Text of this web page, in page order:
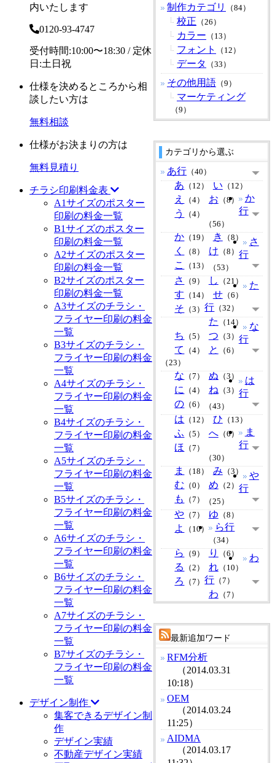
制作カテゴリ （84）
校正 （26）
カラー （13）
フォント （12）
データ （33）
その他用語 （9）
マーケティング
（9）
カテゴリから選ぶ
あ行 （40）
あ （12） い （12）
え （4） お （8）
う （4）
か
行
（56）
か （19） き （8）
く （8） け （8）
こ （13）
さ
行
（53）
さ （9） し （21）
す （14） せ（6）
そ （3）
た
行 （32）
た （14）
ち （5） つ （3）
て （4） と （6）
な
行
（23）
な （7） ぬ （3）
に （4） ね（3）
の （6）
は
行
（43）
は （12） ひ （13）
ふ （5） へ（6）
ほ （7）
ま
行
（30）
ま （18） み （3）
む （0） め （2）
も （7）
や
行
（25）
や （7） ゆ （8）
よ （10） ら行
（34）
ら （9） り （6）
る （2） れ（10）
ろ （7）
わ
行 （7）
わ （7）
最新追加ワード
RFM分析
（2014.03.31
10:18）
OEM
（2014.03.24
11:25）
AIDMA
（2014.03.17
内いたします
0120-93-4747
受付時間:10:00〜18:30 / 定休
日:土日祝
仕様を決めるところから相
談したい方は
無料相談
仕様がお決まりの方は
無料見積り
チラシ印刷料金表
A1サイズのポスター
印刷の料金一覧
B1サイズのポスター
印刷の料金一覧
A2サイズのポスター
印刷の料金一覧
B2サイズのポスター
印刷の料金一覧
A3サイズのチラシ・
フライヤー印刷の料金
一覧
B3サイズのチラシ・
フライヤー印刷の料金
一覧
A4サイズのチラシ・
フライヤー印刷の料金
一覧
B4サイズのチラシ・
フライヤー印刷の料金
一覧
A5サイズのチラシ・
フライヤー印刷の料金
一覧
B5サイズのチラシ・
フライヤー印刷の料金
一覧
A6サイズのチラシ・
フライヤー印刷の料金
一覧
B6サイズのチラシ・
フライヤー印刷の料金
一覧
A7サイズのチラシ・
フライヤー印刷の料金
一覧
B7サイズのチラシ・
フライヤー印刷の料金
一覧
デザイン制作
集客できるデザイン制
作
デザイン実績
不動産デザイン実績